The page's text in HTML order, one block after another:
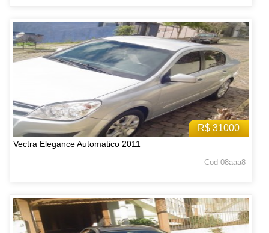
R$ 31000
Vectra Elegance Automatico 2011
Cod 08aaa8